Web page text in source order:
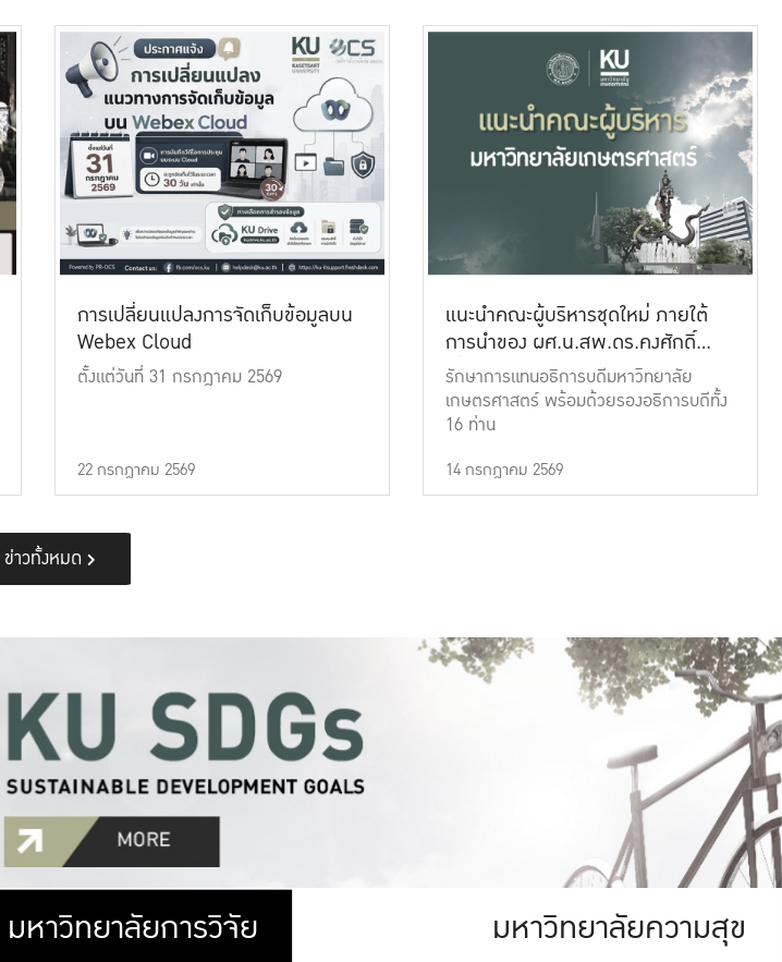
การเปลี่ยนแปลงการจัดเก็บข้อมูลบน
Webex Cloud
ตั้งแต่วันที่ 31 กรกฎาคม 2569
22 กรกฎาคม 2569
แนะนำคณะผู้บริหารชุดใหม่ ภายใต้
การนำของ ผศ.น.สพ.ดร.คงศักดิ์
เที่ยงธรรม
รักษาการแทนอธิการบดีมหาวิทยาลัย
เกษตรศาสตร์ พร้อมด้วยรองอธิการบดีทั้ง
16 ท่าน
14 กรกฎาคม 2569
ข่าวทั้งหมด
มหาวิทยาลัย
มหาวิทยาลัยการวิจัย มหาวิทยาลัย
มหาวิทยาลัยความสุข